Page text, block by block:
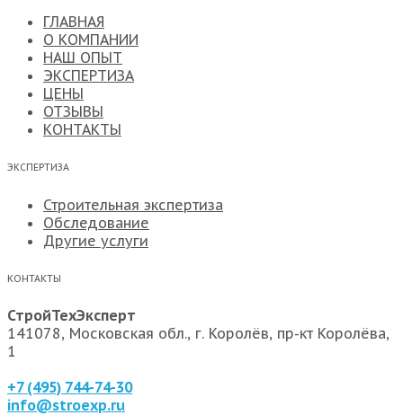
ГЛАВНАЯ
О КОМПАНИИ
НАШ ОПЫТ
ЭКСПЕРТИЗА
ЦЕНЫ
ОТЗЫВЫ
КОНТАКТЫ
ЭКСПЕРТИЗА
Строительная экспертиза
Обследование
Другие услуги
КОНТАКТЫ
СтройТехЭксперт
141078, Московская обл., г. Королёв, пр-кт Королёва,
1
+7 (495) 744-74-30
info@stroexp.ru